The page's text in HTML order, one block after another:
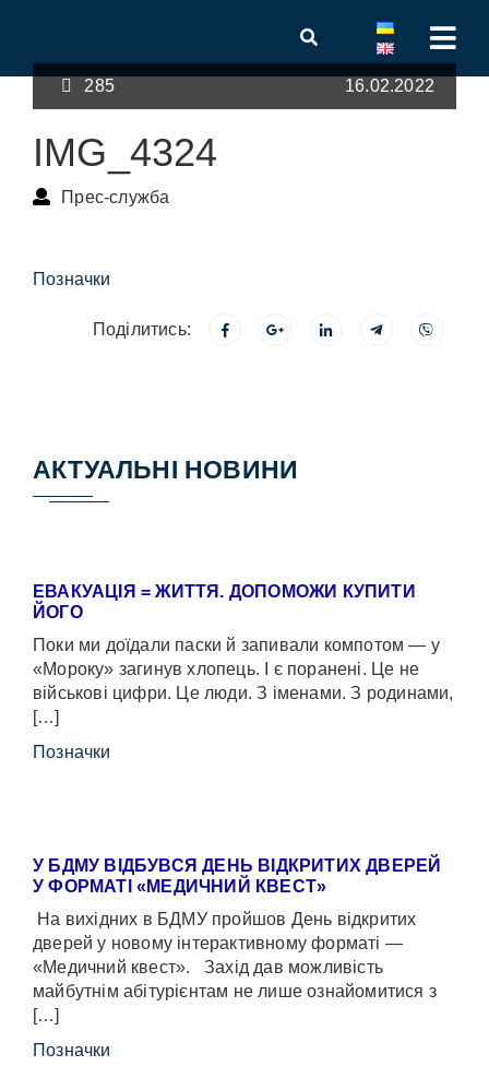
285 16.02.2022
IMG_4324
Прес-служба
Позначки
Поділитись:
АКТУАЛЬНІ НОВИНИ
ЕВАКУАЦІЯ = ЖИТТЯ. ДОПОМОЖИ КУПИТИ
ЙОГО
Поки ми доїдали паски й запивали компотом — у
«Мороку» загинув хлопець. І є поранені. Це не
військові цифри. Це люди. З іменами. З родинами,
[…]
Позначки
У БДМУ ВІДБУВСЯ ДЕНЬ ВІДКРИТИХ ДВЕРЕЙ
У ФОРМАТІ «МЕДИЧНИЙ КВЕСТ»
На вихідних в БДМУ пройшов День відкритих
дверей у новому інтерактивному форматі —
«Медичний квест». Захід дав можливість
майбутнім абітурієнтам не лише ознайомитися з
[…]
Позначки